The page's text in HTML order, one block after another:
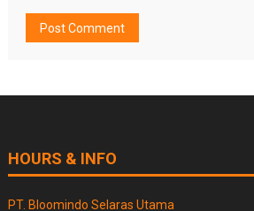
HOURS & INFO
PT. Bloomindo Selaras Utama